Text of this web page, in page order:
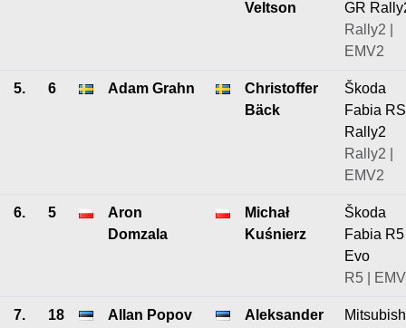
Veltson
GR
Rally2 |
EMV2
5. 6 Adam Grahn
Christoffer
Bäck
Škoda
Fabia RS
Rally2
Rally2 |
EMV2
6. 5
Aron
Domzala
Michał
Kuśnierz
Škoda
Fabia R5
Evo
R5 |
7. 18 Allan Popov
Aleksander